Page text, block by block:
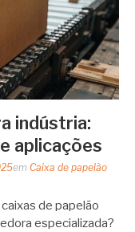
indústria:
aplicações
em Caixa de papelão
de papelão
especializada?